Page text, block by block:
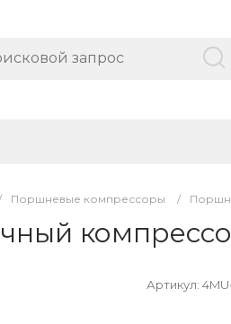
Поршневые компрессоры /
Артикул: